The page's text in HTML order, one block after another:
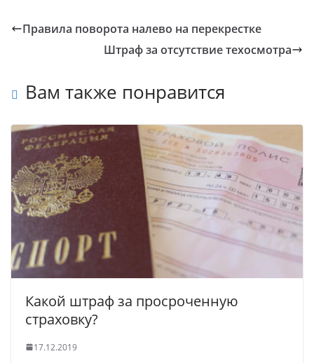
Правила поворота налево на перекрестке
Штраф за отсутствие техосмотра
Вам также понравится
Какой штраф за просроченную
страховку?
17.12.2019